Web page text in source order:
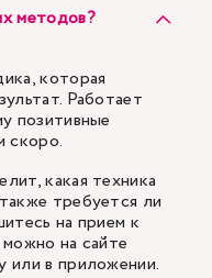
методов?
которая
Работает
позитивные
скоро.
какая техника
требуется ли
на прием к
на сайте
или в приложении.